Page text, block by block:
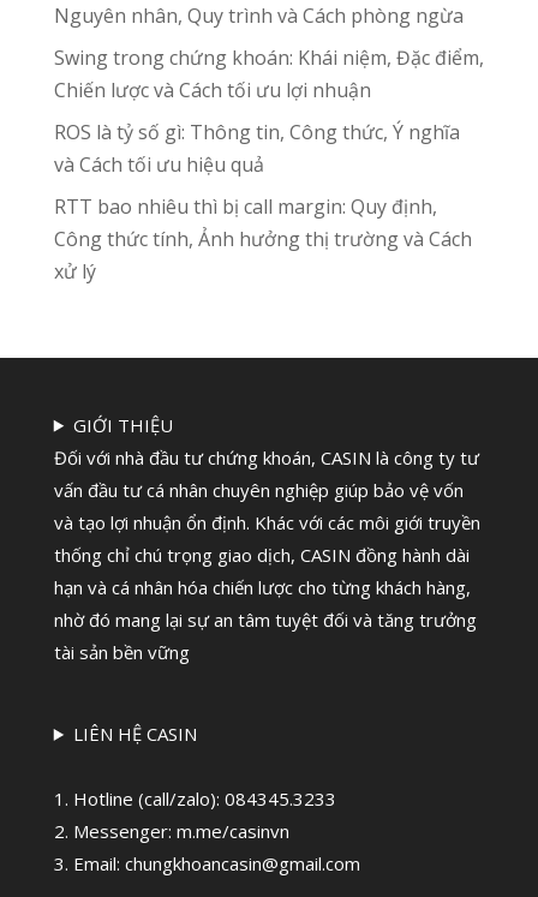
Nguyên nhân, Quy trình và Cách phòng ngừa
Swing trong chứng khoán: Khái niệm, Đặc điểm,
Chiến lược và Cách tối ưu lợi nhuận
ROS là tỷ số gì: Thông tin, Công thức, Ý nghĩa
và Cách tối ưu hiệu quả
RTT bao nhiêu thì bị call margin: Quy định,
Công thức tính, Ảnh hưởng thị trường và Cách
xử lý
GIỚI THIỆU
Đối với nhà đầu tư chứng khoán, CASIN là công ty tư
vấn đầu tư cá nhân chuyên nghiệp giúp bảo vệ vốn
và tạo lợi nhuận ổn định. Khác với các môi giới truyền
thống chỉ chú trọng giao dịch, CASIN đồng hành dài
hạn và cá nhân hóa chiến lược cho từng khách hàng,
nhờ đó mang lại sự an tâm tuyệt đối và tăng trưởng
tài sản bền vững
LIÊN HỆ CASIN
1. Hotline (call/zalo): 084345.3233
2. Messenger: m.me/casinvn
3. Email: chungkhoancasin@gmail.com